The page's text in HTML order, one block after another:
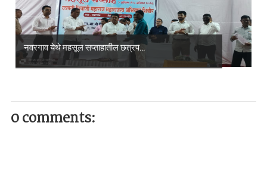
नवरगाव येथे महसूल सप्ताहातील छत्रप...
0 comments: